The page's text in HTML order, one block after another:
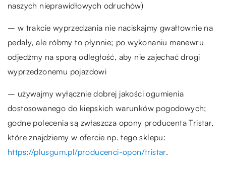
naszych nieprawidłowych odruchów)
– w trakcie wyprzedzania nie naciskajmy gwałtownie na
pedały, ale róbmy to płynnie; po wykonaniu manewru
odjedźmy na sporą odległość, aby nie zajechać drogi
wyprzedzonemu pojazdowi
– używajmy wyłącznie dobrej jakości ogumienia
dostosowanego do kiepskich warunków pogodowych;
godne polecenia są zwłaszcza opony producenta Tristar,
które znajdziemy w ofercie np. tego sklepu:
https://plusgum.pl/producenci-opon/tristar.